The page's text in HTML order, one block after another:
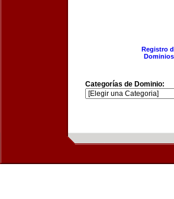
Registro
Categorías de Dominio: